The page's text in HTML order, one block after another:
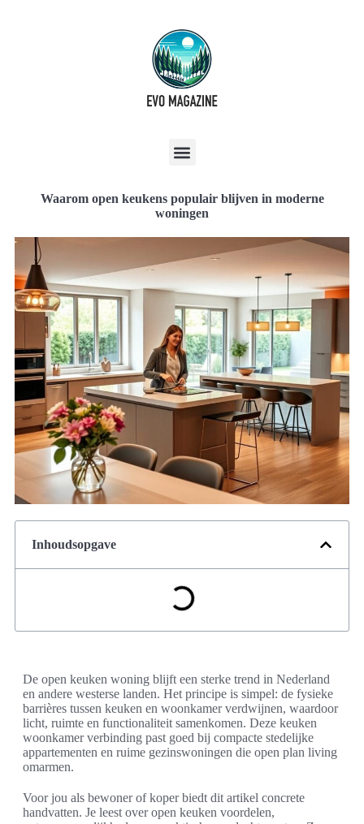
Waarom open keukens populair blijven in moderne
woningen
Inhoudsopgave
De open keuken woning blijft een sterke trend in Nederland
en andere westerse landen. Het principe is simpel: de fysieke
barrières tussen keuken en woonkamer verdwijnen, waardoor
licht, ruimte en functionaliteit samenkomen. Deze keuken
woonkamer verbinding past goed bij compacte stedelijke
appartementen en ruime gezinswoningen die open plan living
omarmen.
Voor jou als bewoner of koper biedt dit artikel concrete
handvatten. Je leest over open keuken voordelen,